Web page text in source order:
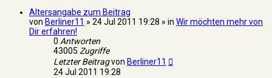
Altersangabe zum Beitrag
von Berliner11 » 24 Jul 2011 19:28 » in Wir möchten mehr von
Dir erfahren!
0 Antworten
43005 Zugriffe
Letzter Beitragvon Berliner11
24 Jul 2011 19:28